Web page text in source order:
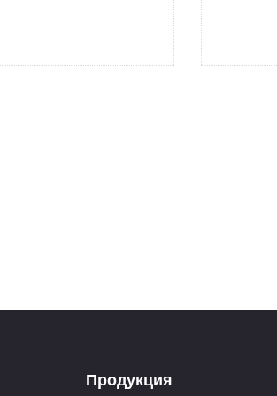
Продукция